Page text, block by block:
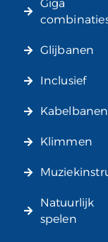
Giga
Glijbanen
Inclusief
Kabelbanen
Klimmen
Natuurlijk
spelen